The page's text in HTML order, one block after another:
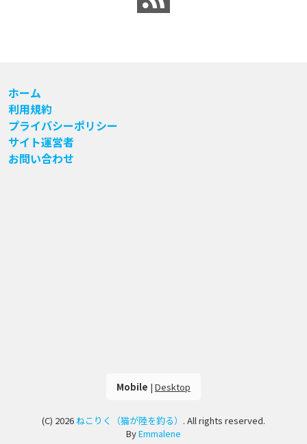
ホーム
利用規約
プライバシーポリシー
サイト運営者
お問い合わせ
Mobile | Desktop
(C) 2026ねこりく（猫が陸を釣る） . All rights reserved.
ByEmmalene